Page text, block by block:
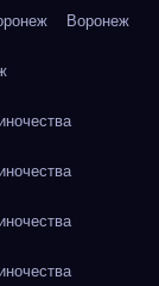
Воронеж